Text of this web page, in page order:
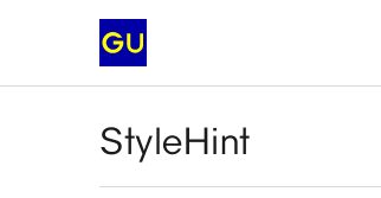
StyleHint